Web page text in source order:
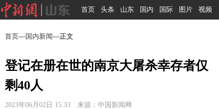
首页 头条 山东 国内 国际 图片 视频
首页— 国内新闻—正文
登记在册在世的南京大屠杀幸存者仅
剩40人
2023年06月02日 15:33 来源：中国新闻网